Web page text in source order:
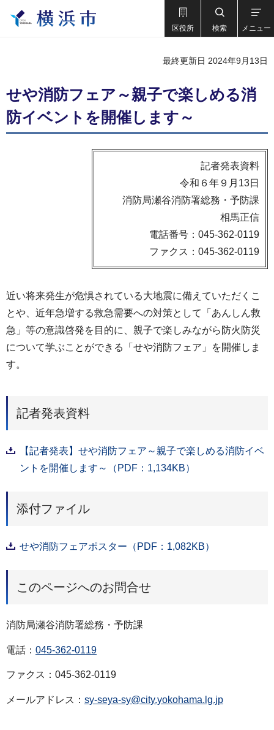
区役所 検索 メニュー
最終更新日 2024年9月13日
せや消防フェア～親子で楽しめる消
防イベントを開催します～
記者発表資料
令和６年９月13日
消防局瀬谷消防署総務・予防課
相馬正信
電話番号：045-362-0119
ファクス：045-362-0119
近い将来発生が危惧されている大地震に備えていただくこ
とや、近年急増する救急需要への対策として「あんしん救
急」等の意識啓発を目的に、親子で楽しみながら防火防災
について学ぶことができる「せや消防フェア」を開催しま
す。
記者発表資料
【記者発表】せや消防フェア～親子で楽しめる消防イベ
ントを開催します～（PDF：1,134KB）
添付ファイル
せや消防フェアポスター（PDF：1,082KB）
このページへのお問合せ
消防局瀬谷消防署総務・予防課
電話： 045-362-0119
ファクス：045-362-0119
メールアドレス： sy-seya-sy@city.yokohama.lg.jp